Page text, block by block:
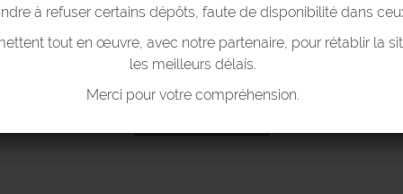
ET BULLES À
à refuser certains dépôts, faute de disponibilité dans
tout en œuvre, avec notre partenaire, pour rétablir la
les meilleurs délais.
Merci pour votre compréhension.